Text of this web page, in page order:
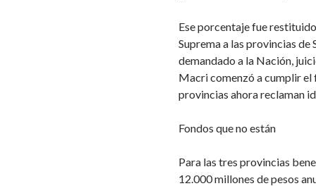
Ese porcentaje fue
Suprema a las provincias de
demandado a la Nación,
Macri comenzó a cumplir el
provincias ahora reclaman
Fondos que no están
Para las tres provincias
12.000 millones de pesos